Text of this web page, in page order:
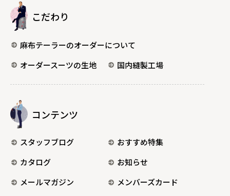
こだわり
麻布テーラーのオーダーについて
オーダースーツの生地
国内縫製工場
コンテンツ
スタッフブログ
おすすめ特集
カタログ
お知らせ
メールマガジン
メンバーズカード